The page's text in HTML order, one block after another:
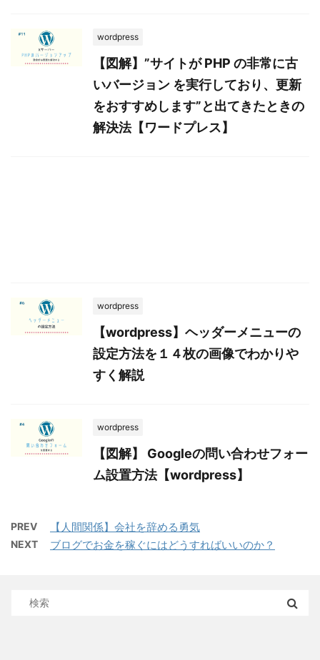
wordpress
【図解】”サイトが PHP の非常に古
いバージョン を実行しており、更新
をおすすめします”と出てきたときの
解決法【ワードプレス】
wordpress
【wordpress】ヘッダーメニューの
設定方法を１４枚の画像でわかりや
すく解説
wordpress
【図解】 Googleの問い合わせフォー
ム設置方法【wordpress】
PREV 【人間関係】会社を辞める勇気
NEXT ブログでお金を稼ぐにはどうすればいいのか？